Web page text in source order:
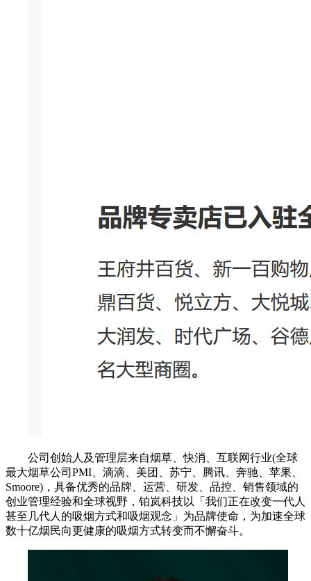
公司创始人及管理层来自烟草、快消、互联网行业(全球
最大烟草公司PMI、滴滴、美团、苏宁、腾讯、奔驰、苹果、
Smoore)，具备优秀的品牌、运营、研发、品控、销售领域的
创业管理经验和全球视野，铂岚科技以「我们正在改变一代人
甚至几代人的吸烟方式和吸烟观念」为品牌使命，为加速全球
数十亿烟民向更健康的吸烟方式转变而不懈奋斗。